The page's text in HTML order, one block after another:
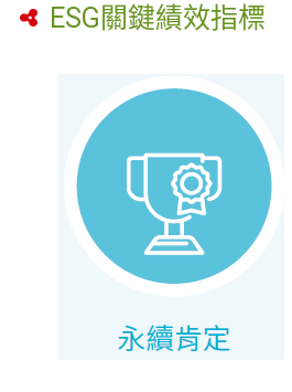
ESG關鍵績效指標